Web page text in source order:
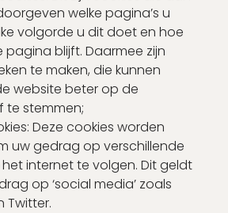
welke pagina’s u
volgorde u dit doet en hoe
blijft. Daarmee zijn
te maken, die kunnen
website beter op de
te stemmen;
Deze cookies worden
uw gedrag op verschillende
internet te volgen. Dit geldt
op ‘social media’ zoals
Twitter.